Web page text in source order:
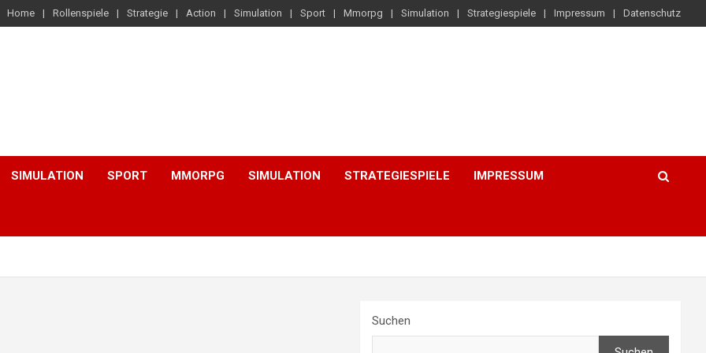
Home Rollenspiele Strategie Action Simulation Sport Mmorpg Simulation Strategiespiele Impressum Datenschutz
SIMULATION SPORT MMORPG SIMULATION STRATEGIESPIELE IMPRESSUM
Suchen